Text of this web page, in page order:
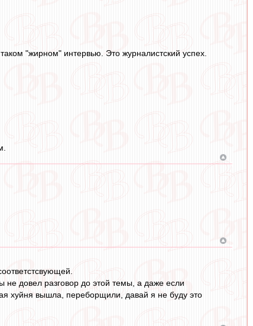
"жирном" интервью. Это журналистский успех.
довел разговор до этой темы, а даже если
хуйня вышла, переборщили, давай я не буду это